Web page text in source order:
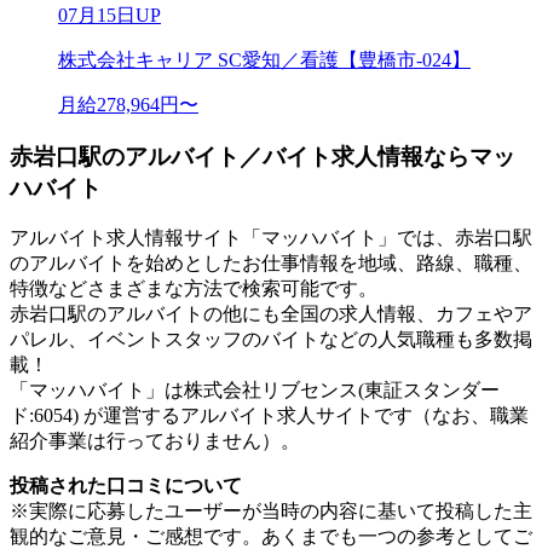
07月15日UP
株式会社キャリア SC愛知／看護【豊橋市-024】
月給278,964円〜
赤岩口駅のアルバイト／バイト求人情報ならマッ
ハバイト
アルバイト求人情報サイト「マッハバイト」では、赤岩口駅
のアルバイトを始めとしたお仕事情報を地域、路線、職種、
特徴などさまざまな方法で検索可能です。
赤岩口駅のアルバイトの他にも全国の求人情報、カフェやア
パレル、イベントスタッフのバイトなどの人気職種も多数掲
載！
「マッハバイト」は株式会社リブセンス(東証スタンダー
ド:6054) が運営するアルバイト求人サイトです（なお、職業
紹介事業は行っておりません）。
投稿された口コミについて
※実際に応募したユーザーが当時の内容に基いて投稿した主
観的なご意見・ご感想です。あくまでも一つの参考としてご